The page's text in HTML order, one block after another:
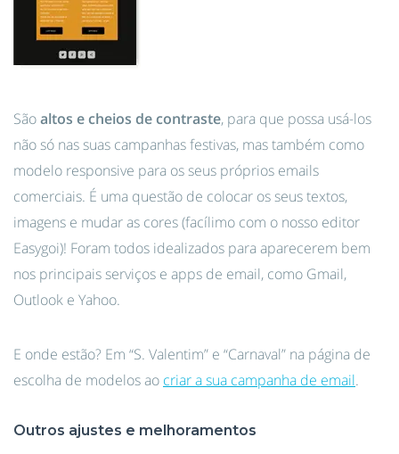
Sãoaltos e cheios de contraste, para que possa usá-los
não só nas suas campanhas festivas, mas também como
modelo responsive para os seus próprios emails
comerciais. É uma questão de colocar os seus textos,
imagens e mudar as cores (facílimo com o nosso editor
Easygoi)! Foram todos idealizados para aparecerem bem
nos principais serviços e apps de email, como Gmail,
Outlook e Yahoo.
E onde estão? Em “S. Valentim” e “Carnaval” na página de
escolha de modelos ao criar a sua campanha de email.
Outros ajustes e melhoramentos